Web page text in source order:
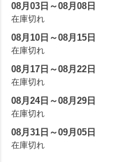
08月03日～08月08日
在庫切れ
08月10日～08月15日
在庫切れ
08月17日～08月22日
在庫切れ
08月24日～08月29日
在庫切れ
08月31日～09月05日
在庫切れ